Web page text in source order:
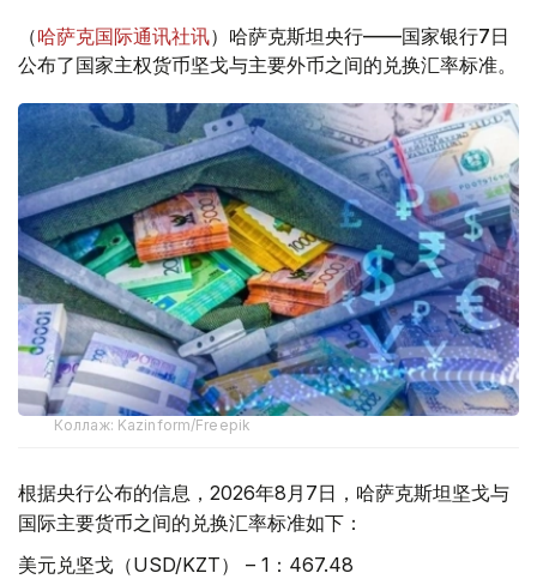
（哈萨克国际通讯社讯）哈萨克斯坦央行——国家银行7日
公布了国家主权货币坚戈与主要外币之间的兑换汇率标准。
Коллаж: Kazinform/Freepik
根据央行公布的信息，2026年8月7日，哈萨克斯坦坚戈与
国际主要货币之间的兑换汇率标准如下：
美元兑坚戈（USD/KZT） – 1：467.48